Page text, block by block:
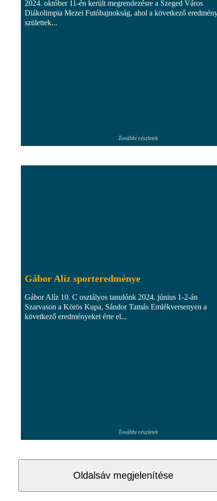
2024. október 11-én került megrendezésre a Szeged Város
Diákolimpia Mezei Futóbajnokság, ahol a következő
születtek...
További részletek
Gábor Alíz sporteredménye
Gábor Alíz 10. C osztályos tanulónk 2024. június 1-2-án
Szarvason a Körös Kupa, Sándor Tamás Emlékversenyen a
következő eredményeket érte el...
További részletek
Oldalsáv megjelenítése